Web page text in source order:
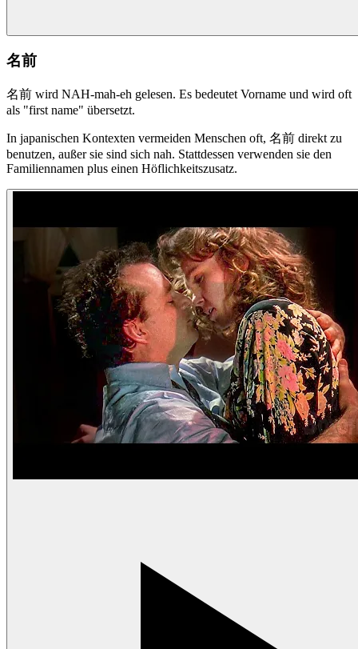
名前
名前 wird NAH-mah-eh gelesen. Es bedeutet Vorname und wird oft
als "first name" übersetzt.
In japanischen Kontexten vermeiden Menschen oft, 名前 direkt zu
benutzen, außer sie sind sich nah. Stattdessen verwenden sie den
Familiennamen plus einen Höflichkeitszusatz.